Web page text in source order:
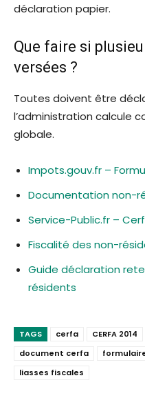
déclaration papier.
Que faire si
versées ?
Toutes doivent être
l’administration calcule
globale.
Impots.gouv.fr –
Documentation non-
Service-Public.fr –
Fiscalité des non-
Guide déclaration
résidents
TAGS cerfa CERFA 2014
document cerfa
liasses fiscales